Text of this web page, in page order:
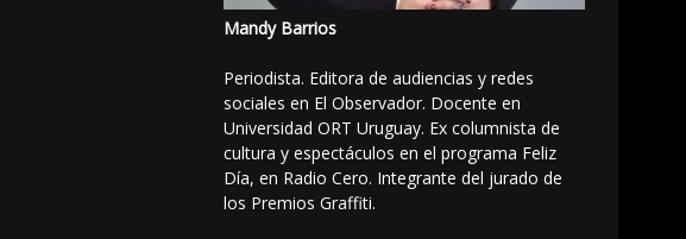
Mandy Barrios
Periodista. Editora de audiencias y redes
sociales en El Observador. Docente en
Universidad ORT Uruguay. Ex columnista de
cultura y espectáculos en el programa Feliz
Día, en Radio Cero. Integrante del jurado de
los Premios Graffiti.